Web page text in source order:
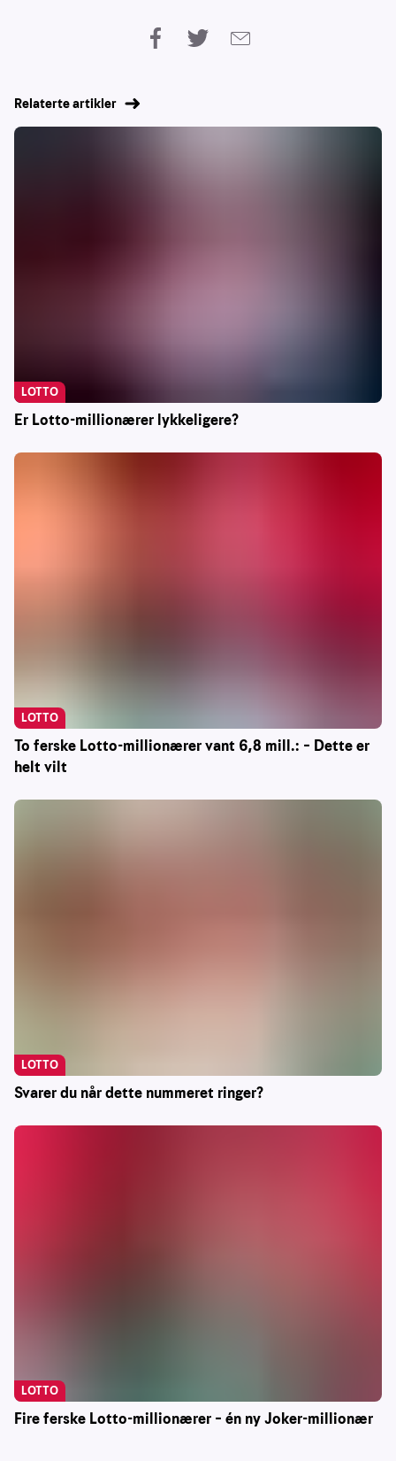
Relaterte artikler
Er Lotto-millionærer lykkeligere?
LOTTO
To ferske Lotto-millionærer vant 6,8 mill.: – Dette er
helt vilt
LOTTO
Svarer du når dette nummeret ringer?
LOTTO
Fire ferske Lotto-millionærer – én ny Joker-millionær
LOTTO